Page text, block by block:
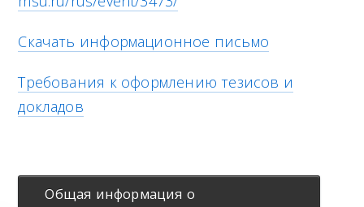
Скачать информационное письмо
Требования к оформлению тезисов и
докладов
Общая информация о